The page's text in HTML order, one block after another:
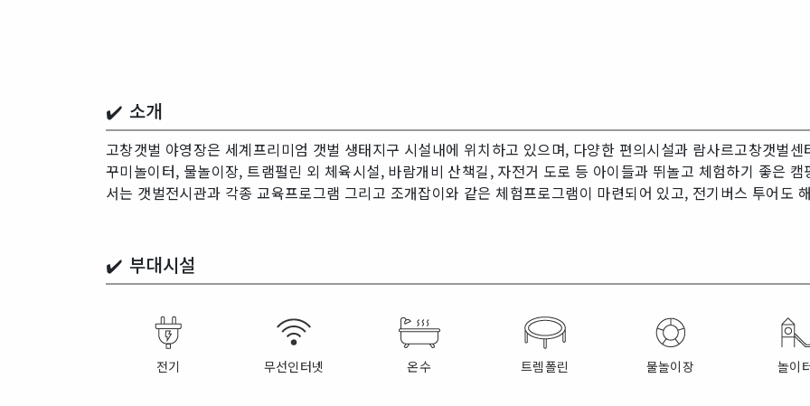
✔️ 소개
고창갯벌 야영장은 세계프리미엄 갯벌 생태지구 시설내에 위치하고 있으며, 다양한 편의시설과 람사르고창갯벌
꾸미놀이터, 물놀이장, 트램펄린 외 체육시설, 바람개비 산책길, 자전거 도로 등 아이들과 뛰놀고 체험하기 좋은
서는 갯벌전시관과 각종 교육프로그램 그리고 조개잡이와 같은 체험프로그램이 마련되어 있고, 전기버스 투어도
✔️ 부대시설
전기 무선인터넷 온수 트렘폴린 물놀이장 놀이